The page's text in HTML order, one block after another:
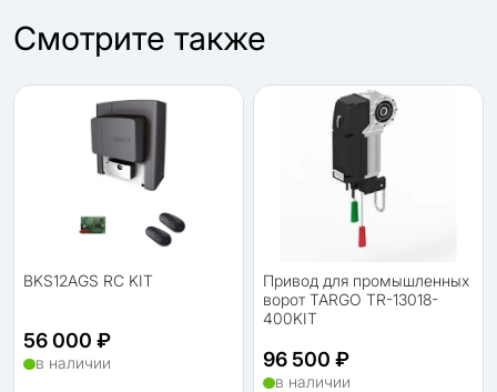
Cмотрите также
BKS12AGS RC KIT
56 000 ₽
в наличии
Привод для промышленных
ворот TARGO TR-13018-
400KIT
96 500 ₽
в наличии